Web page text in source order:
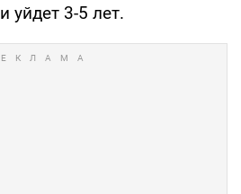
уйдет 3-5 лет.